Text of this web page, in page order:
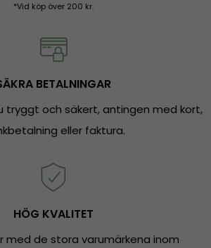
*Vid köp över 200 kr.
BETALNINGAR
tryggt och säkert, antingen med kort,
eller faktura.
HÖG KVALITET
med de stora varumärkena inom